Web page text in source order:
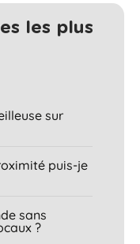
les plus
sur
puis-je
sans
?